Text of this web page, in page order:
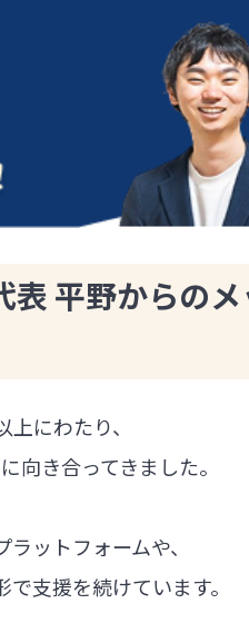
平野からの
にわたり、
向き合ってきました。
ットフォームや、
支援を続けています。